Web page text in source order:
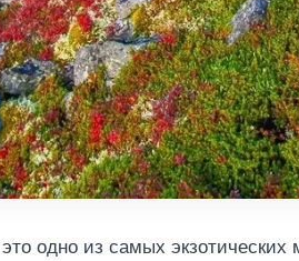
одно из самых экзотических